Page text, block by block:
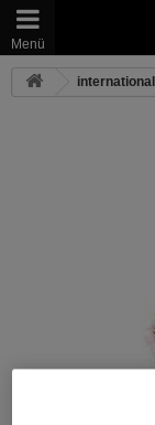
Menü
international